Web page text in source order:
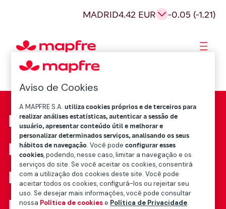
MADRID4.42 EUR -0.05 (-1.21)
Fundación Mapfre
Mapfre Re
Mapfre Global Risks
Aviso de Cookies
A MAPFRE S.A.utiliza cookies próprios e de terceiros para
realizar análises estatísticas, autenticar a sessão de
usuário, apresentar conteúdo útil e melhorar e
personalizar determinados serviços, analisando os seus
hábitos de navegação. Você podeconfigurar esses
cookies, podendo, nesse caso, limitar a navegação e os
serviços do site. Se você aceitar os cookies, consentirá
com a utilização dos cookies deste site. Você pode
aceitar todos os cookies, configurá-los ou rejeitar seu
uso. Se desejar mais informações, você pode consultar
nossa Política de cookiese Política de Privacidade.